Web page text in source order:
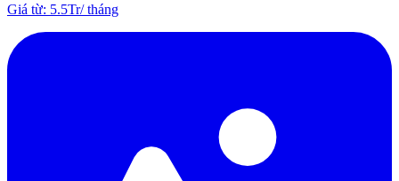
Giá từ: 5.5Tr/tháng